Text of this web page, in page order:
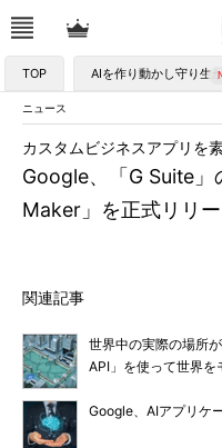
TOP AIを作り動かし守り生
ニュース
Google、「G Suite
Maker」を正式リリー
カスタムビジネスアプリを
関連記事
世界中の実際の場所
API」を使って世界を
Google、AIアプリケ